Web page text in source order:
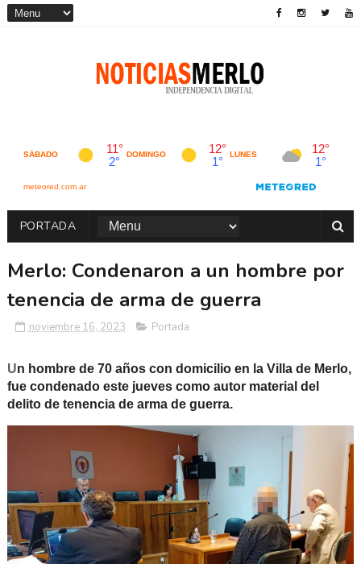
PORTADA
Merlo: Condenaron a un hombre por
tenencia de arma de guerra
noviembre 16, 2023 Portada
Un hombre de 70 años con domicilio en la Villa de Merlo,
fue condenado este jueves como autor material del
delito de tenencia de arma de guerra.